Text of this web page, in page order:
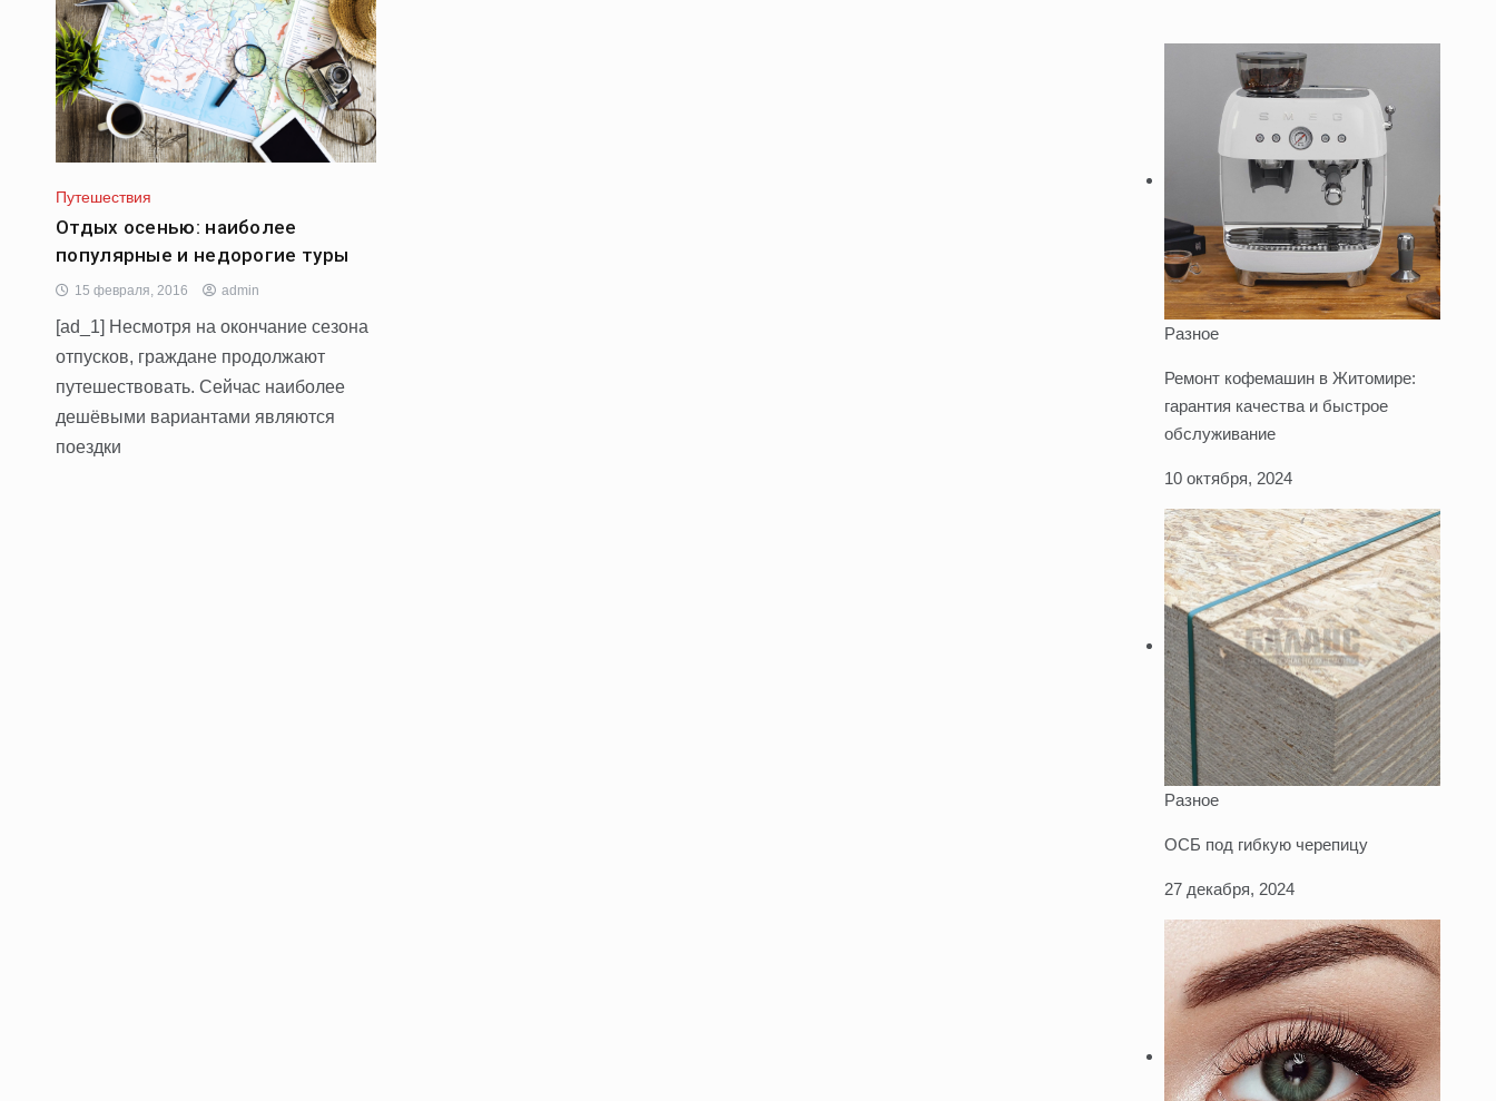
Путешествия
Отдых осенью: наиболее
популярные и недорогие туры
15 февраля, 2016 admin
[ad_1] Несмотря на окончание сезона
отпусков, граждане продолжают
путешествовать. Сейчас наиболее
дешёвыми вариантами являются
поездки
Разное
Ремонт кофемашин в Житомире:
гарантия качества и быстрое
обслуживание
10 октября, 2024
Разное
ОСБ под гибкую черепицу
27 декабря, 2024